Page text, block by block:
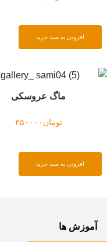
افزودن به سبد خرید
ماگ عروسکی
تومان ۳۵۰۰۰۰
افزودن به سبد خرید
آموزش ها